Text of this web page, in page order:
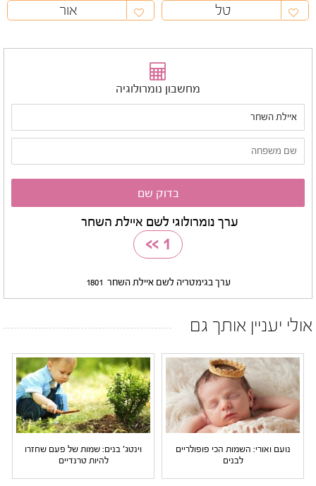
טל
אור
מחשבון נומרולוגיה
ערך נומרולוגי לשם איילת השחר
1
>>
ערך בגימטריה לשם איילת השחר 1801
אולי יעניין אותך גם
נועם ואורי: השמות הכי פופולריים
לבנים
וינטג' בנים: שמות של פעם שחזרו
להיות טרנדיים